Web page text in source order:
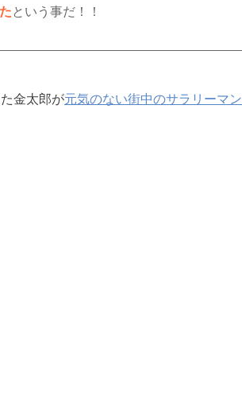
という事だ！！
金太郎が元気のない街中のサラリーマン